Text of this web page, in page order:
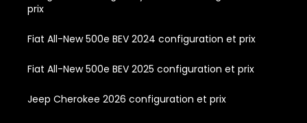
prix
Fiat All-New 500e BEV 2024 configuration et prix
Fiat All-New 500e BEV 2025 configuration et prix
Jeep Cherokee 2026 configuration et prix